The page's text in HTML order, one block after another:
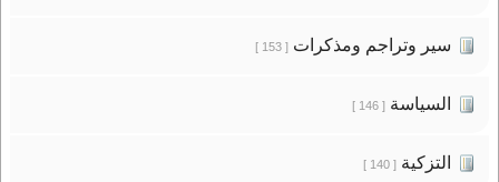
سير وتراجم ومذكرات[ 153 ]
السياسة[ 146 ]
التزكية[ 140 ]